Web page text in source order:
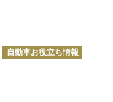
カ
テ
自動車お役立ち情報